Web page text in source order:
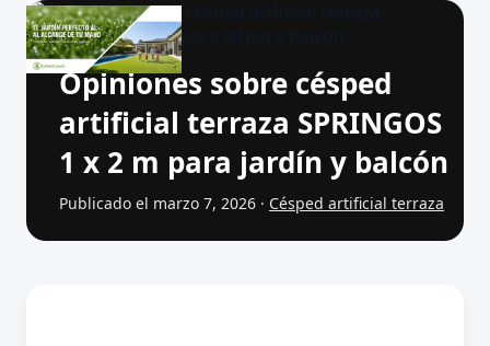
Opiniones sobre césped
artificial terraza SPRINGOS
1 x 2 m para jardín y balcón
Publicado el marzo 7, 2026 · Césped artificial terraza